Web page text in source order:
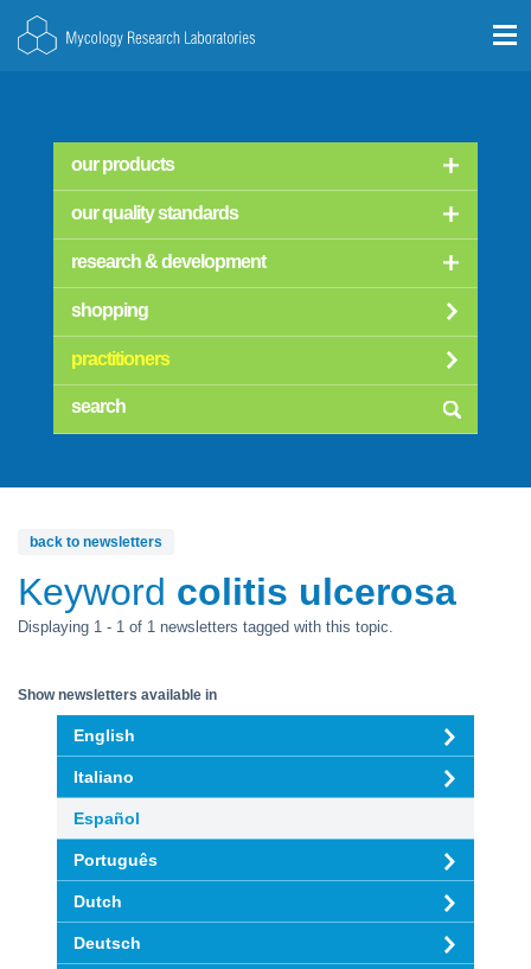
our products
our quality standards
research & development
shopping
practitioners
Keyword colitis ulcerosa
back to newsletters
Displaying 1 - 1 of 1 newsletters tagged with this topic.
Show newsletters available in
English
Italiano
Español
Português
Dutch
Deutsch